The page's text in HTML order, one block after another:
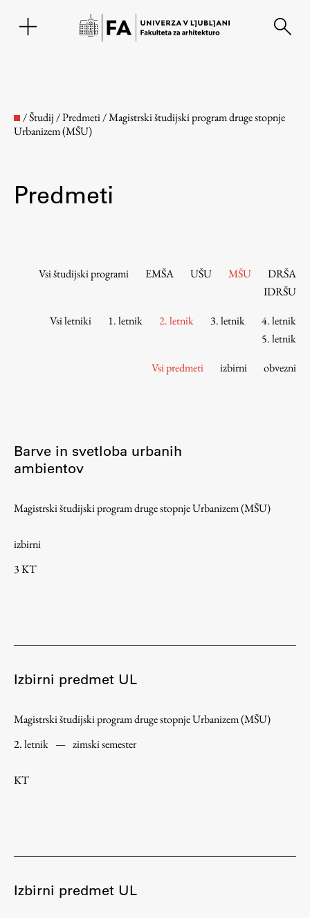
Osebje
Tržna dejavnost
Intranet UL
Osebni portal FIORI
Študentske informacije
Urniki
Predmeti
Študijske prakse
/Študij/Predmeti/Magistrski študijski program druge stopnje
Urbanizem (MŠU)
Predmeti
Vsi študijski programi EMŠA UŠU MŠU
DRŠA
IDRŠU
Vsi letniki
1. letnik 2. letnik 3. letnik
4. letnik
5. letnik
Vsi predmeti
izbirni obvezni
Barve in svetloba urbanih
ambientov
Magistrski študijski program druge stopnje Urbanizem (MŠU)
izbirni
3 KT
Izbirni predmet UL
Magistrski študijski program druge stopnje Urbanizem (MŠU)
2. letnik — zimski semester
KT
Izbirni predmet UL